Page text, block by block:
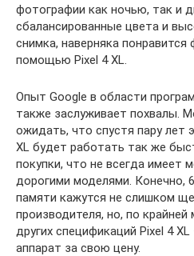
фотографии как ночью, так и
сбалансированные цвета и
снимка, наверняка
помощью Pixel 4 XL.
Опыт Google в области
также заслуживает похвалы.
ожидать, что спустя пару лет
XL будет работать так же
покупки, что не всегда имеет
дорогими моделями. Конечно,
памяти кажутся не слишком
производителя, но, по крайней
других спецификаций Pixel 4
аппарат за свою цену.